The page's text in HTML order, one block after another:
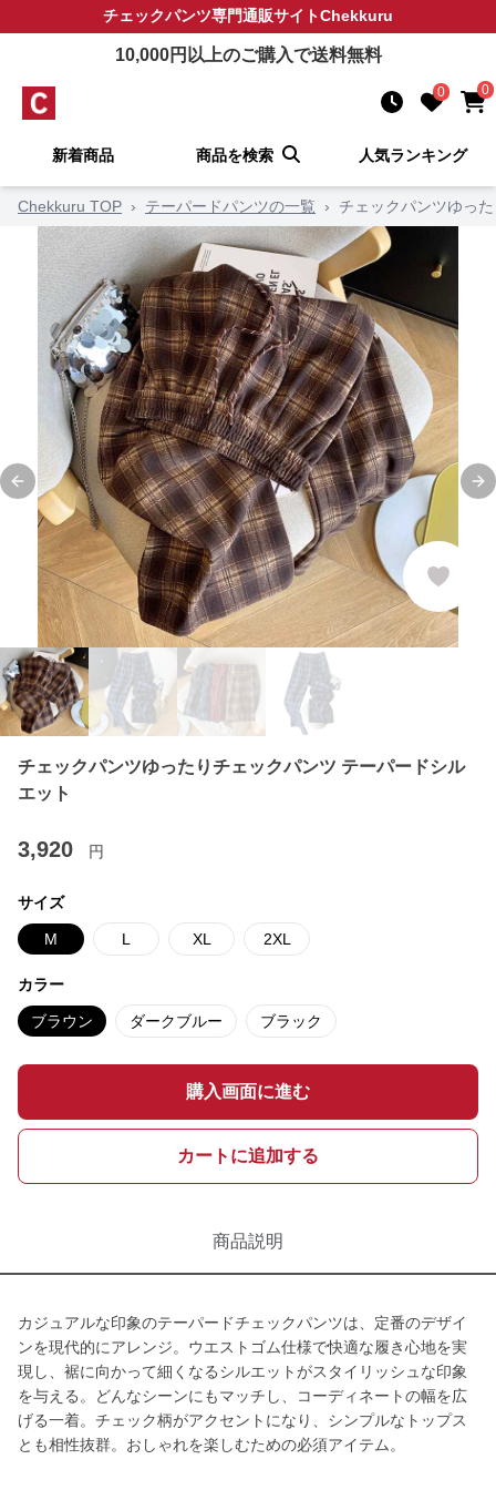
チェックパンツ専門通販サイトChekkuru
10,000円以上のご購入で送料無料
0 0
新着商品 商品を検索 人気ランキング
Chekkuru TOP › テーパードパンツの一覧 › チェックパンツゆっ
Previous slide
チェックパンツゆったりチェックパンツ テーパードシル
エット
3,920 円
サイズ
M L XL 2XL
カラー
ブラウン ダークブルー ブラック
購入画面に進む
カートに追加する
商品説明
カジュアルな印象のテーパードチェックパンツは、定番のデザイ
ンを現代的にアレンジ。ウエストゴム仕様で快適な履き心地を実
現し、裾に向かって細くなるシルエットがスタイリッシュな印象
を与える。どんなシーンにもマッチし、コーディネートの幅を広
げる一着。チェック柄がアクセントになり、シンプルなトップス
とも相性抜群。おしゃれを楽しむための必須アイテム。